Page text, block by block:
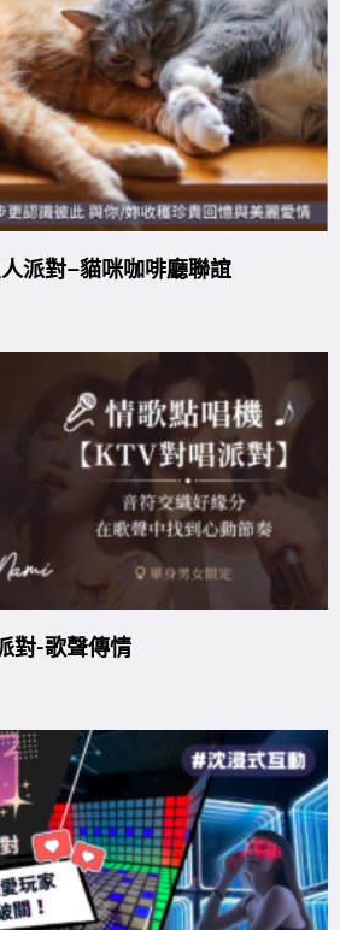
派對–貓咪咖啡廳聯誼
對-歌聲傳情